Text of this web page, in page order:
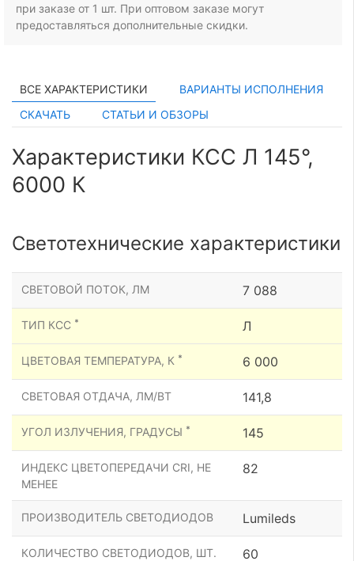
при заказе от 1 шт. При оптовом заказе могут
предоставляться дополнительные скидки.
ВСЕ ХАРАКТЕРИСТИКИ
ВАРИАНТЫ ИСПОЛНЕНИЯ
СКАЧАТЬ
СТАТЬИ И ОБЗОРЫ
Характеристики КСС Л 145°,
6000 К
Светотехнические характеристики
СВЕТОВОЙ ПОТОК, ЛМ 7 088
ТИП КСС * Л
ЦВЕТОВАЯ ТЕМПЕРАТУРА, К * 6 000
СВЕТОВАЯ ОТДАЧА, ЛМ/ВТ 141,8
УГОЛ ИЗЛУЧЕНИЯ, ГРАДУСЫ * 145
ИНДЕКС ЦВЕТОПЕРЕДАЧИ CRI, НЕ
МЕНЕЕ
82
ПРОИЗВОДИТЕЛЬ СВЕТОДИОДОВ Lumileds
КОЛИЧЕСТВО СВЕТОДИОДОВ, ШТ. 60